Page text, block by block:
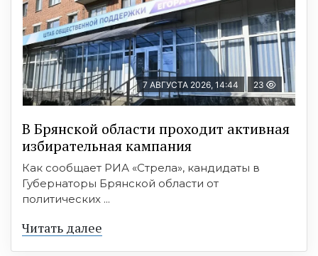
7 АВГУСТА 2026, 14:44 23
В Брянской области проходит активная
избирательная кампания
Как сообщает РИА «Стрела», кандидаты в
Губернаторы Брянской области от
политических ...
Читать далее